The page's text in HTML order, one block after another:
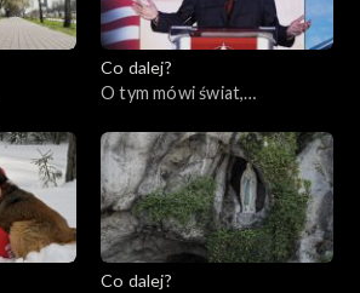
Co dalej?
O tym mówi świat,
Co dalej?